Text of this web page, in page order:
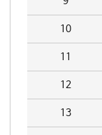
10
11
12
13